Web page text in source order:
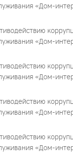
«Дом-
«Дом-
«Дом-
«Дом-
«Дом-